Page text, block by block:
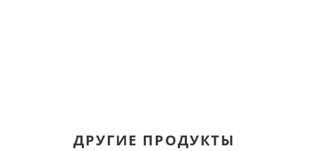
ДРУГИЕ ПРОДУКТЫ